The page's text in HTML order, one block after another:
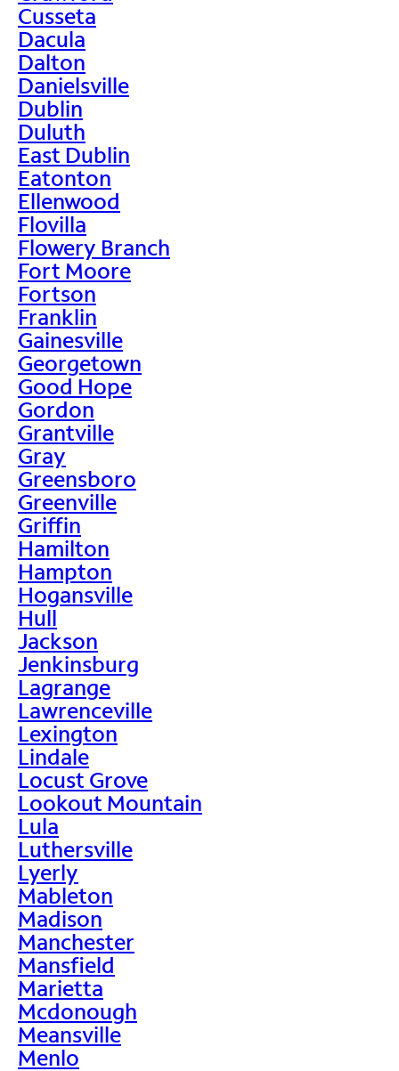
Cusseta
Dacula
Dalton
Danielsville
Dublin
Duluth
East Dublin
Eatonton
Ellenwood
Flovilla
Flowery Branch
Fort Moore
Fortson
Franklin
Gainesville
Georgetown
Good Hope
Gordon
Grantville
Gray
Greensboro
Greenville
Griffin
Hamilton
Hampton
Hogansville
Hull
Jackson
Jenkinsburg
Lagrange
Lawrenceville
Lexington
Lindale
Locust Grove
Lookout Mountain
Lula
Luthersville
Lyerly
Mableton
Madison
Manchester
Mansfield
Marietta
Mcdonough
Meansville
Menlo